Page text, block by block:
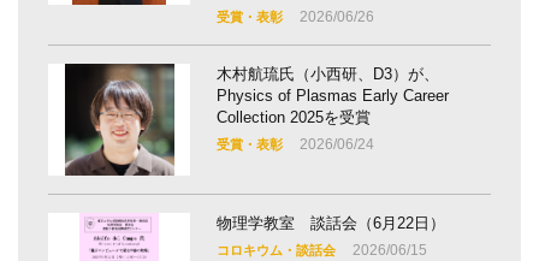
受賞・表彰 2026/06/26
木村航琉氏（小西研、D3）が、
Physics of Plasmas Early Career
Collection 2025を受賞
受賞・表彰 2026/06/24
物理学教室 談話会（6月22日）
コロキウム・談話会 2026/06/15